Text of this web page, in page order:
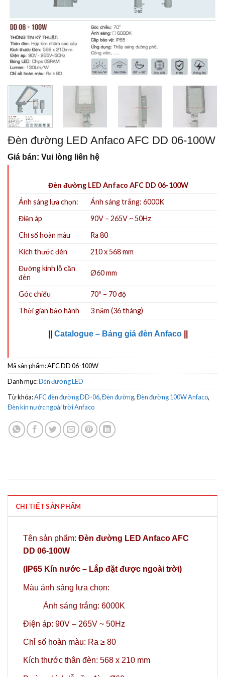
Đèn đường LED Anfaco AFC DD 06-100W
Giá bán: Vui lòng liên hệ
Đèn đường LED Anfaco AFC DD 06-100W
Ánh sáng lựa chọn:
Ánh sáng trắng: 6000K
Điện áp
90V – 265V ~ 50Hz
Chỉ số hoàn màu
Ra 80
Kích thước đèn
210 x 568 mm
Đường kính lỗ cần
đèn
Ø60 mm
Góc chiếu
70º – 70 độ
Thời gian bảo hành
3 năm (36 tháng)
Catalogue – Bảng giá đèn Anfaco
Mã sản phẩm:AFC DD 06-100W
Danh mục:Đèn đường LED
Từ khóa:AFC đèn đường DD-06,Đèn đường,Đèn đường 100W Anfaco,
Đèn kín nước ngoài trời Anfaco
CHI TIẾT SẢN PHẨM
Tên sản phẩm: Đèn đường LED Anfaco AFC
DD 06-100W
(IP65 Kín nước – Lắp đặt được ngoài trời)
Màu ánh sáng lựa chọn:
Ánh sáng trắng: 6000K
Điện áp: 90V – 265V ~ 50Hz
Chỉ số hoàn màu: Ra ≥ 80
Kích thước thân đèn: 568 x 210 mm